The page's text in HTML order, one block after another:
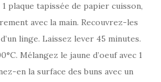
plaque tapissée de papier cuisson,
avec la main. Recouvrez-les
linge. Laissez lever 45 minutes.
Mélangez le jaune d’oeuf avec 1
en la surface des buns avec un